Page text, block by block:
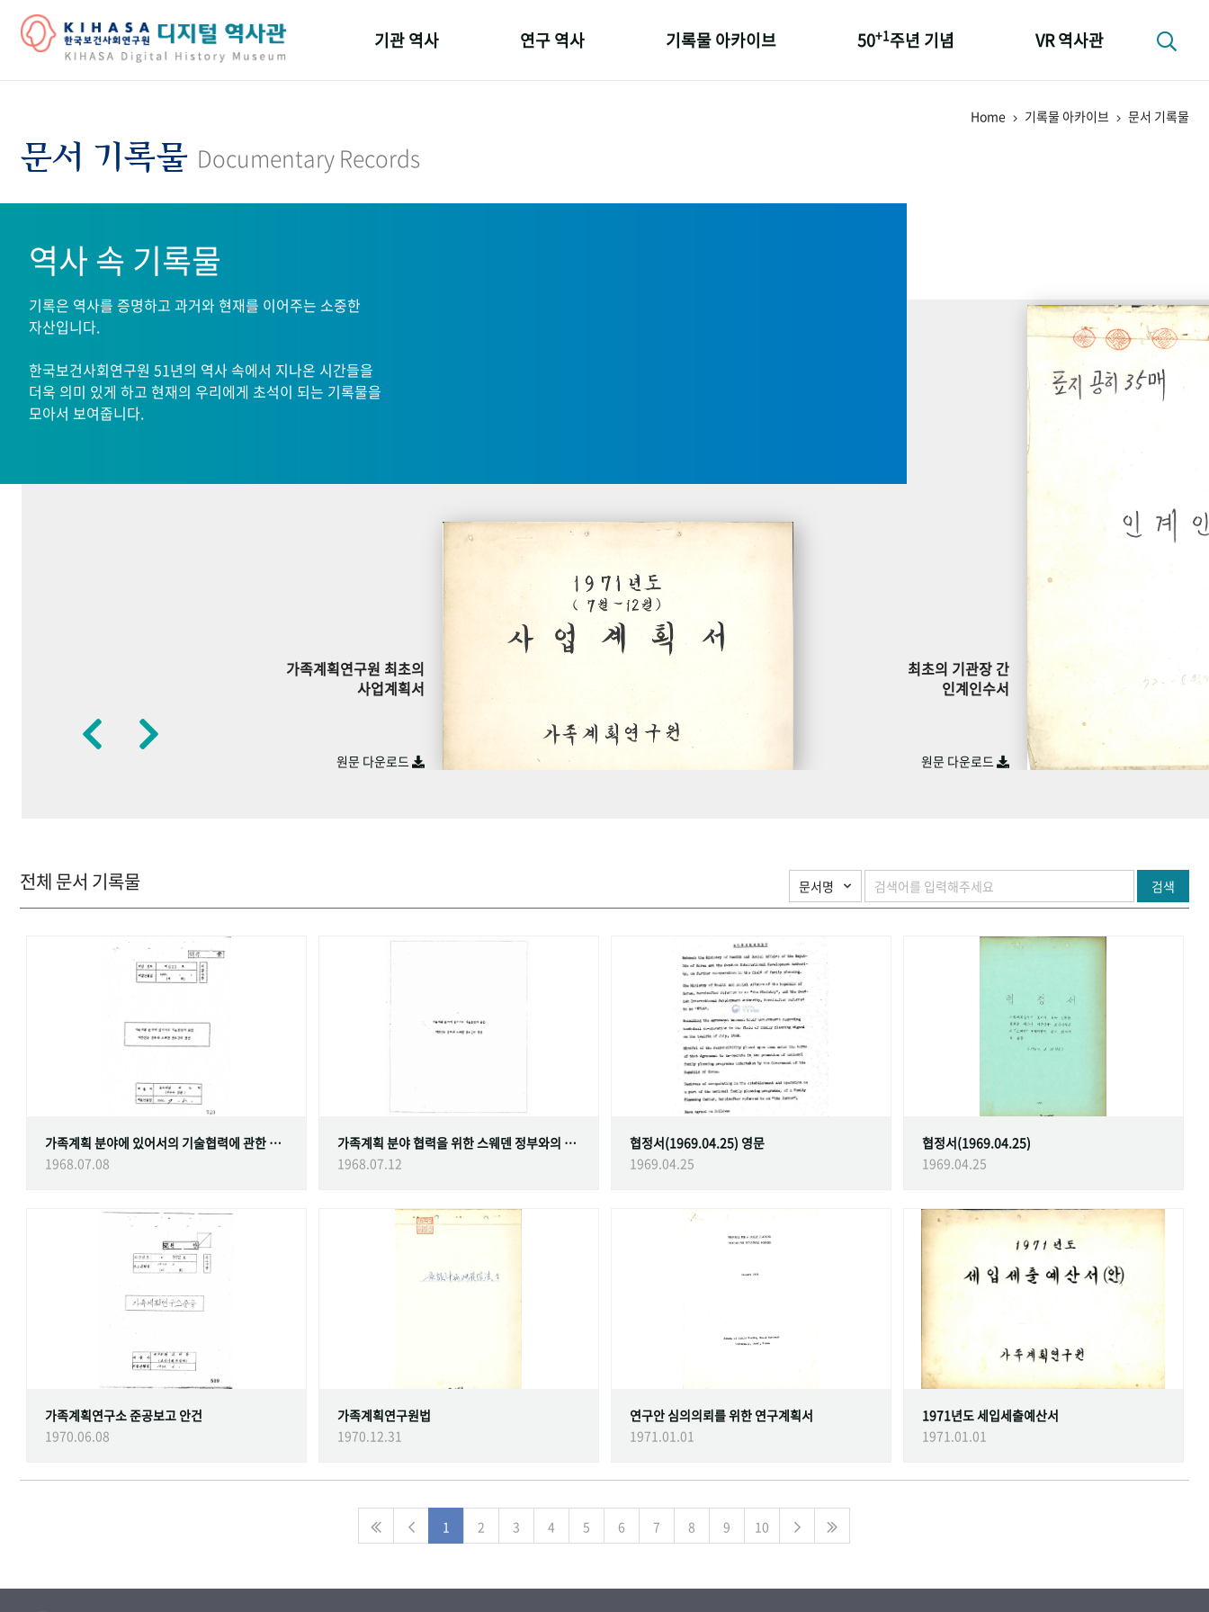
기관 역사
기관 변천사
연구 역사 기록물 아카이브 50+1주년 기념 VR 역사관
Home 기록물 아카이브 문서 기록물
문서 기록물 Documentary Records
역사 속 기록물
기록은 역사를 증명하고 과거와 현재를 이어주는 소중한
자산입니다.
한국보건사회연구원 51년의 역사 속에서 지나온 시간들을
더욱 의미 있게 하고 현재의 우리에게 초석이 되는 기록물을
모아서 보여줍니다.
가족계획연구원 최초의
사업계획서
원문 다운로드
최초의 기관장 간
인계인수서
원문 다운로드
전체 문서 기록물 검색
가족계획 분야에 있어서의 기술협력에 관한 대한민국정부와 스웨덴 정부간의 협정
1968.07.08
가족계획 분야 협력을 위한 스웨덴 정부와의 협정
1968.07.12
협정서(1969.04.25) 영문
1969.04.25
협정서(1969.04.25)
1969.04.25
가족계획연구소 준공보고 안건
1970.06.08
가족계획연구원법
1970.12.31
연구안 심의의뢰를 위한 연구계획서
1971.01.01
1971년도 세입세출예산서
1971.01.01
1 2 3 4 5 6 7 8 9 10